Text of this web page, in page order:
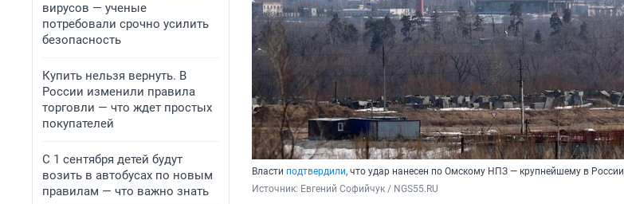
вирусов — ученые
потребовали срочно усилить
безопасность
Купить нельзя вернуть. В
России изменили правила
торговли — что ждет простых
покупателей
С 1 сентября детей будут
возить в автобусах по новым
правилам — что важно знать
Власти подтвердили, что удар нанесен по Омскому НПЗ — крупнейшему в России
Источник: Евгений Софийчук / NGS55.RU